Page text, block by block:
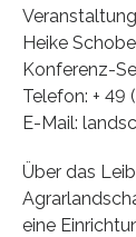
Heike
Konferenz-
Telefon: + 49
E-Mail:
Über das
eine